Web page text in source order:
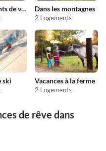
Appartements de vacances pas chers Dans les montagnes
2 Logements
ski Vacances à la ferme
2 Logements
de rêve dans